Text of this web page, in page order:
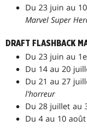
Du 23 juin au
Marvel Super
DRAFT FLASHBACK
Du 23 juin au
Du 14 au 20
Du 21 au 27
l'horreur
Du 28 juillet au
Du 4 au 10